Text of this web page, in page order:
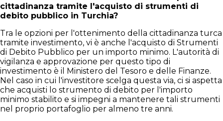
cittadinanza tramite l'acquisto di strumenti di
debito pubblico in Turchia?
Tra le opzioni per l'ottenimento della cittadinanza turca
tramite investimento, vi è anche l'acquisto di Strumenti
di Debito Pubblico per un importo minimo. L'autorità di
vigilanza e approvazione per questo tipo di
investimento è il Ministero del Tesoro e delle Finanze.
Nel caso in cui l'investitore scelga questa via, ci si aspetta
che acquisti lo strumento di debito per l'importo
minimo stabilito e si impegni a mantenere tali strumenti
nel proprio portafoglio per almeno tre anni.